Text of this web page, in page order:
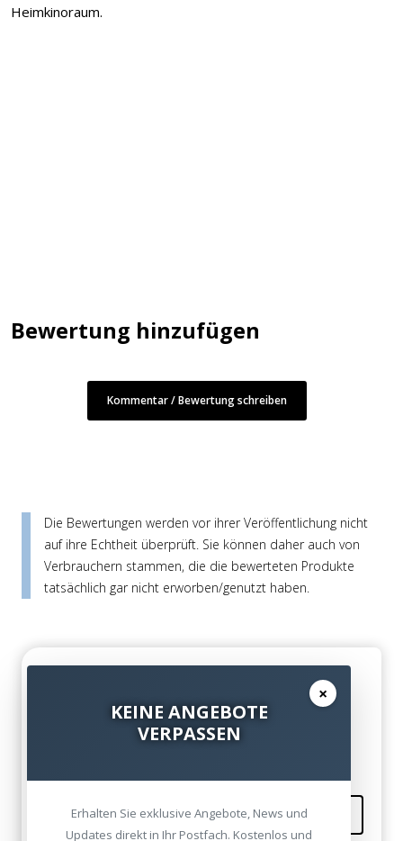
Heimkinoraum.
Bewertung hinzufügen
Kommentar / Bewertung schreiben
Die Bewertungen werden vor ihrer Veröffentlichung nicht
auf ihre Echtheit überprüft. Sie können daher auch von
Verbrauchern stammen, die die bewerteten Produkte
tatsächlich gar nicht erworben/genutzt haben.
Vielen Dank für die Hilfe...
Kommentieren
×
KEINE ANGEBOTE
VERPASSEN
Erhalten Sie exklusive Angebote, News und
Updates direkt in Ihr Postfach. Kostenlos und